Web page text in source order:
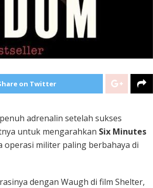
on Twitter
adrenalin setelah sukses
untuk mengarahkan Six Minutes
operasi militer paling berbahaya di
dengan Waugh di film Shelter,